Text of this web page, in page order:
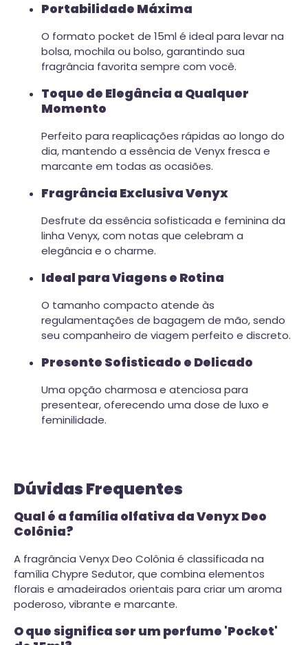
Portabilidade Máxima
O formato pocket de 15ml é ideal para levar na
bolsa, mochila ou bolso, garantindo sua
fragrância favorita sempre com você.
Toque de Elegância a Qualquer
Momento
Perfeito para reaplicações rápidas ao longo do
dia, mantendo a essência de Venyx fresca e
marcante em todas as ocasiões.
Fragrância Exclusiva Venyx
Desfrute da essência sofisticada e feminina da
linha Venyx, com notas que celebram a
elegância e o charme.
Ideal para Viagens e Rotina
O tamanho compacto atende às
regulamentações de bagagem de mão, sendo
seu companheiro de viagem perfeito e discreto.
Presente Sofisticado e Delicado
Uma opção charmosa e atenciosa para
presentear, oferecendo uma dose de luxo e
feminilidade.
Dúvidas Frequentes
Qual é a família olfativa da Venyx Deo
Colônia?
A fragrância Venyx Deo Colônia é classificada na
família Chypre Sedutor, que combina elementos
florais e amadeirados orientais para criar um aroma
poderoso, vibrante e marcante.
O que significa ser um perfume 'Pocket'